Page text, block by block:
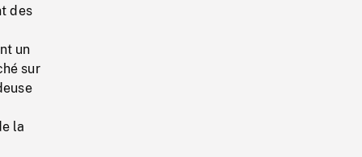
des
un
sur
la